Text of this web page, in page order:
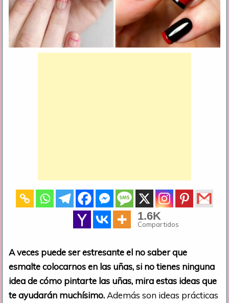
1.6K
Compartidos
A veces puede ser estresante el no saber que
esmalte colocarnos en las uñas, si no tienes ninguna
idea de cómo pintarte las uñas, mira estas ideas que
te ayudarán muchísimo. Además son ideas prácticas